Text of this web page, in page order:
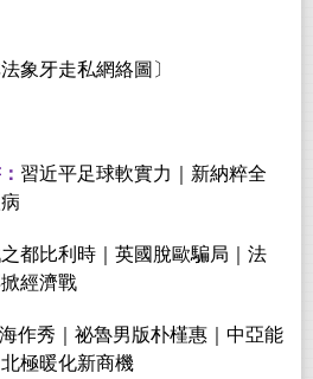
象牙走私網絡圖〕
習近平足球軟實力｜新納粹全
都比利時｜英國脫歐騙局｜法
經濟戰
作秀｜祕魯男版朴槿惠｜中亞能
極暖化新商機